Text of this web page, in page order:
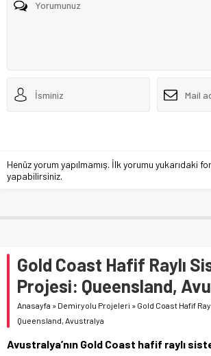
Henüz yorum yapılmamış. İlk yorumu yukarıdaki
yapabilirsiniz.
Gold Coast Hafif Raylı
Projesi: Queensland,
Anasayfa » Demiryolu Projeleri » Gold Coast Hafif
Queensland, Avustralya
Avustralya’nın Gold Coast hafif raylı